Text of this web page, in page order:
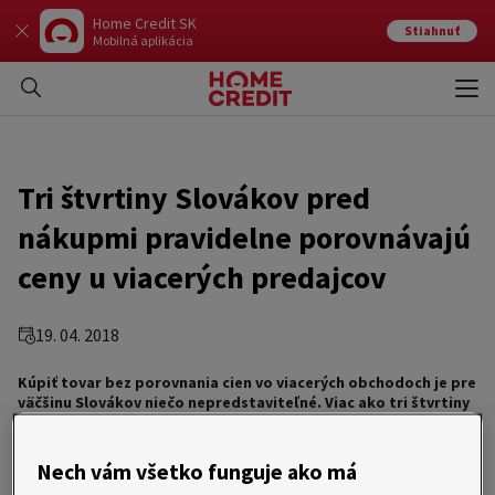
Home Credit SK
Mobilná aplikácia
Stiahnuť
Tri štvrtiny Slovákov pred
nákupmi pravidelne porovnávajú
ceny u viacerých predajcov
19. 04. 2018
Kúpiť tovar bez porovnania cien vo viacerých obchodoch je pre
väčšinu Slovákov niečo nepredstaviteľné. Viac ako tri štvrtiny
ľudí pravidelne porovnávajú pred nákupmi ceny tovaru
súčasne viaceré spôsoby, pričom najčastejšie sledujú ponuky
konkurenčných obchodov na internete. Je zaujímavé, že
Nech vám všetko funguje ako má